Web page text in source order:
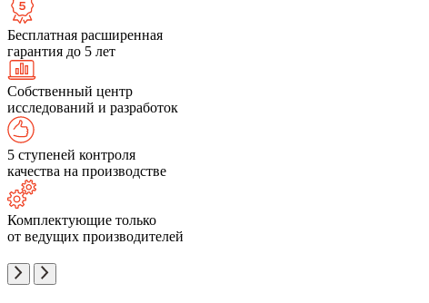
Бесплатная расширенная
гарантия до 5 лет
Собственный центр
исследований и разработок
5 ступеней контроля
качества на производстве
Комплектующие только
от ведущих производителей